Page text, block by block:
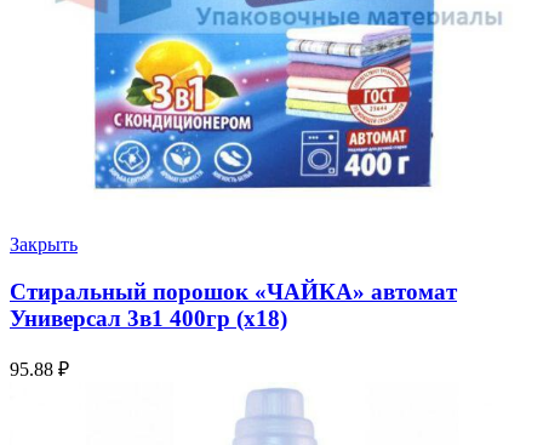
Закрыть
Стиральный порошок «ЧАЙКА» автомат
Универсал 3в1 400гр (х18)
95.88 ₽